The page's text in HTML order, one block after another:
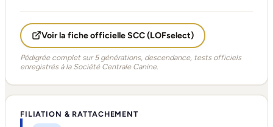
Voir la fiche officielle SCC (LOFselect)
Pédigrée complet sur 5 générations, descendance, tests officiels
enregistrés à la Société Centrale Canine.
FILIATION & RATTACHEMENT